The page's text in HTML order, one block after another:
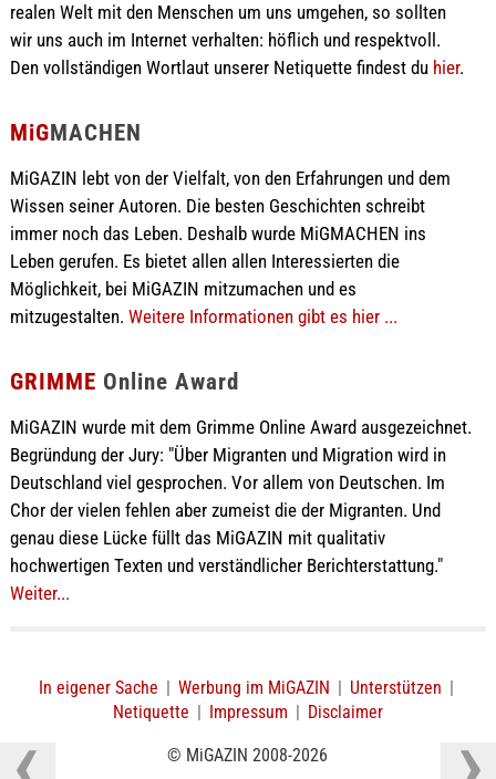
realen Welt mit den Menschen um uns umgehen, so sollten
wir uns auch im Internet verhalten: höflich und respektvoll.
Den vollständigen Wortlaut unserer Netiquette findest du hier.
MiGMACHEN
MiGAZIN lebt von der Vielfalt, von den Erfahrungen und dem
Wissen seiner Autoren. Die besten Geschichten schreibt
immer noch das Leben. Deshalb wurde MiGMACHEN ins
Leben gerufen. Es bietet allen allen Interessierten die
Möglichkeit, bei MiGAZIN mitzumachen und es
mitzugestalten. Weitere Informationen gibt es hier ...
GRIMME Online Award
MiGAZIN wurde mit dem Grimme Online Award ausgezeichnet.
Begründung der Jury: "Über Migranten und Migration wird in
Deutschland viel gesprochen. Vor allem von Deutschen. Im
Chor der vielen fehlen aber zumeist die der Migranten. Und
genau diese Lücke füllt das MiGAZIN mit qualitativ
hochwertigen Texten und verständlicher Berichterstattung."
Weiter...
In eigener Sache | Werbung im MiGAZIN | Unterstützen |
Netiquette | Impressum | Disclaimer
© MiGAZIN 2008-2026